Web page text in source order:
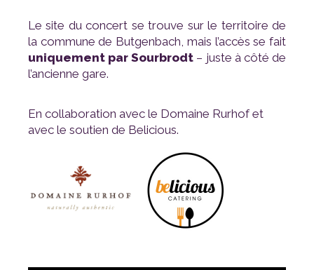
la commune de Butgenbach, mais l’accès se fait
uniquement par Sourbrodt
l’ancienne gare.
avec le soutien de Belicious.